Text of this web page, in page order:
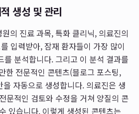
생성 및 관리
원의 진료 과목, 특화 클리닉, 의료진의
입력받아, 잠재 환자들이 가장 많이
를 분석합니다. 그리고 이 분석 결과를
한 전문적인 콘텐츠(블로그 포스팅,
자동으로 생성합니다. 의료진은 생
문적인 검토와 수정을 거쳐 양질의 콘
있습니다. 이렇게 생성된 콘텐츠는